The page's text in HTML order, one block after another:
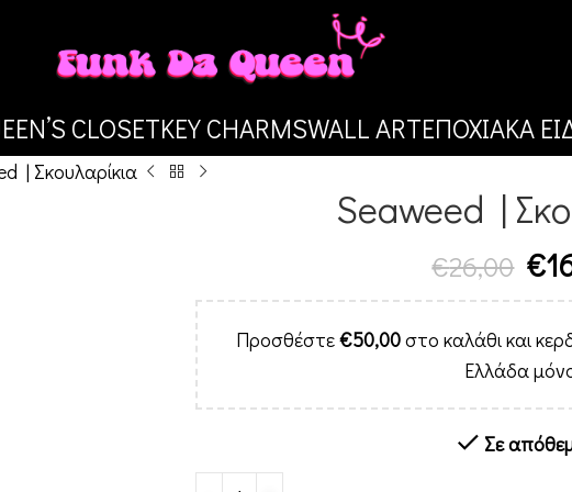
CLOSETKEY CHARMSWALL ARTΕΠΟΧΙΑΚΑ
| Σκουλαρίκια
Seaweed |
€26,00 €
Προσθέστε€50,00στο καλάθι και
Ελλάδα
Σε